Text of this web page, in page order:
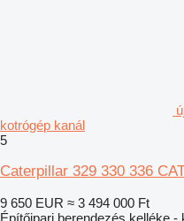
kotrógép kanál
5
Caterpillar 329 330 336
9 650 EUR ≈ 3 494 000 Ft
Építőipari berendezés kelléke -